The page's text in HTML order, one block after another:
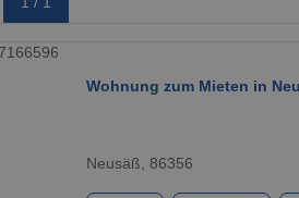
Wohnung zum Mieten in
Neusäß, 86356